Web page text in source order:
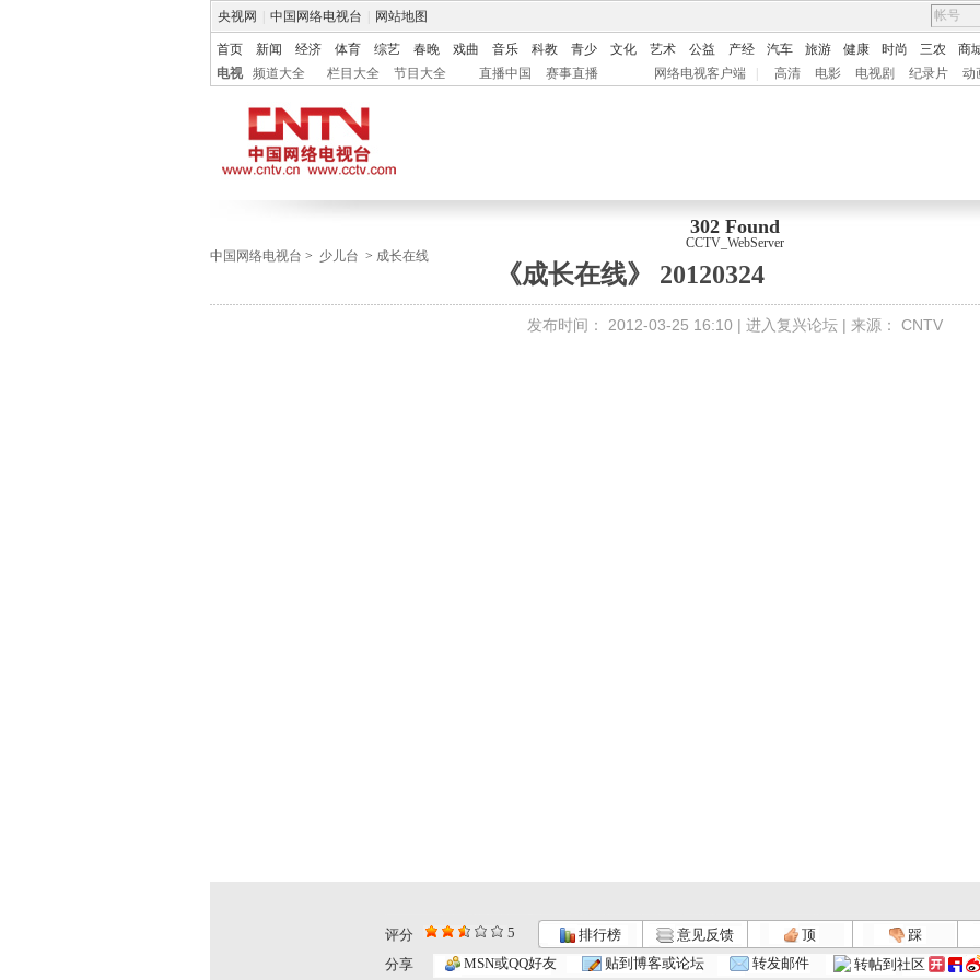
央视网 中国网络电视台 网站地图
首页 新闻 经济 体育 综艺 春晚 戏曲 音乐 科教 青少 文化 艺术 公益 产经 汽车 旅游 健康 时尚 三农 商
电视
频道大全 栏目大全 节目大全 直播中国 赛事直播 网络电视客户端 高清 电影 电视剧 纪录片 动
302 Found
CCTV_WebServer
中国网络电视台 > 少儿台 > 成长在线
《成长在线》 20120324
发布时间： 2012-03-25 16:10 | 进入复兴论坛 | 来源： CNTV
评分 5 排行榜 意见反馈 顶 踩
分享
MSN或QQ好友 贴到博客或论坛 转发邮件 转帖到社区
成长在线 ... 成长在线 ... 《成长在线... 《成长在线...